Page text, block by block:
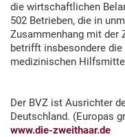
die wirtschaftlichen
502 Betrieben, die in
Zusammenhang mit der
betrifft insbesondere
medizinischen
Der BVZ ist Ausrichter
Deutschland. (Europas
www.die-zweithaar.de